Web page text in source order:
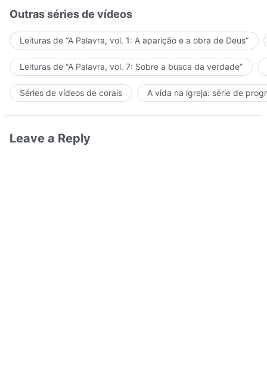
Outras séries de vídeos
Leituras de “A Palavra, vol. 1: A aparição e a obra de Deus”
Leituras de “A Palavra, vol. 7: Sobre a busca da verdade”
Séries de vídeos de corais A vida na igreja: série de
Leave a Reply